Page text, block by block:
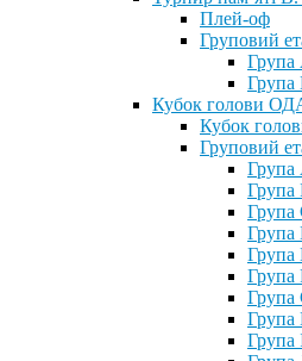
Плей-оф
Груповий
Група
Група
Кубок голови
Кубок
Груповий
Група
Група
Група
Група
Група
Група
Група
Група
Група